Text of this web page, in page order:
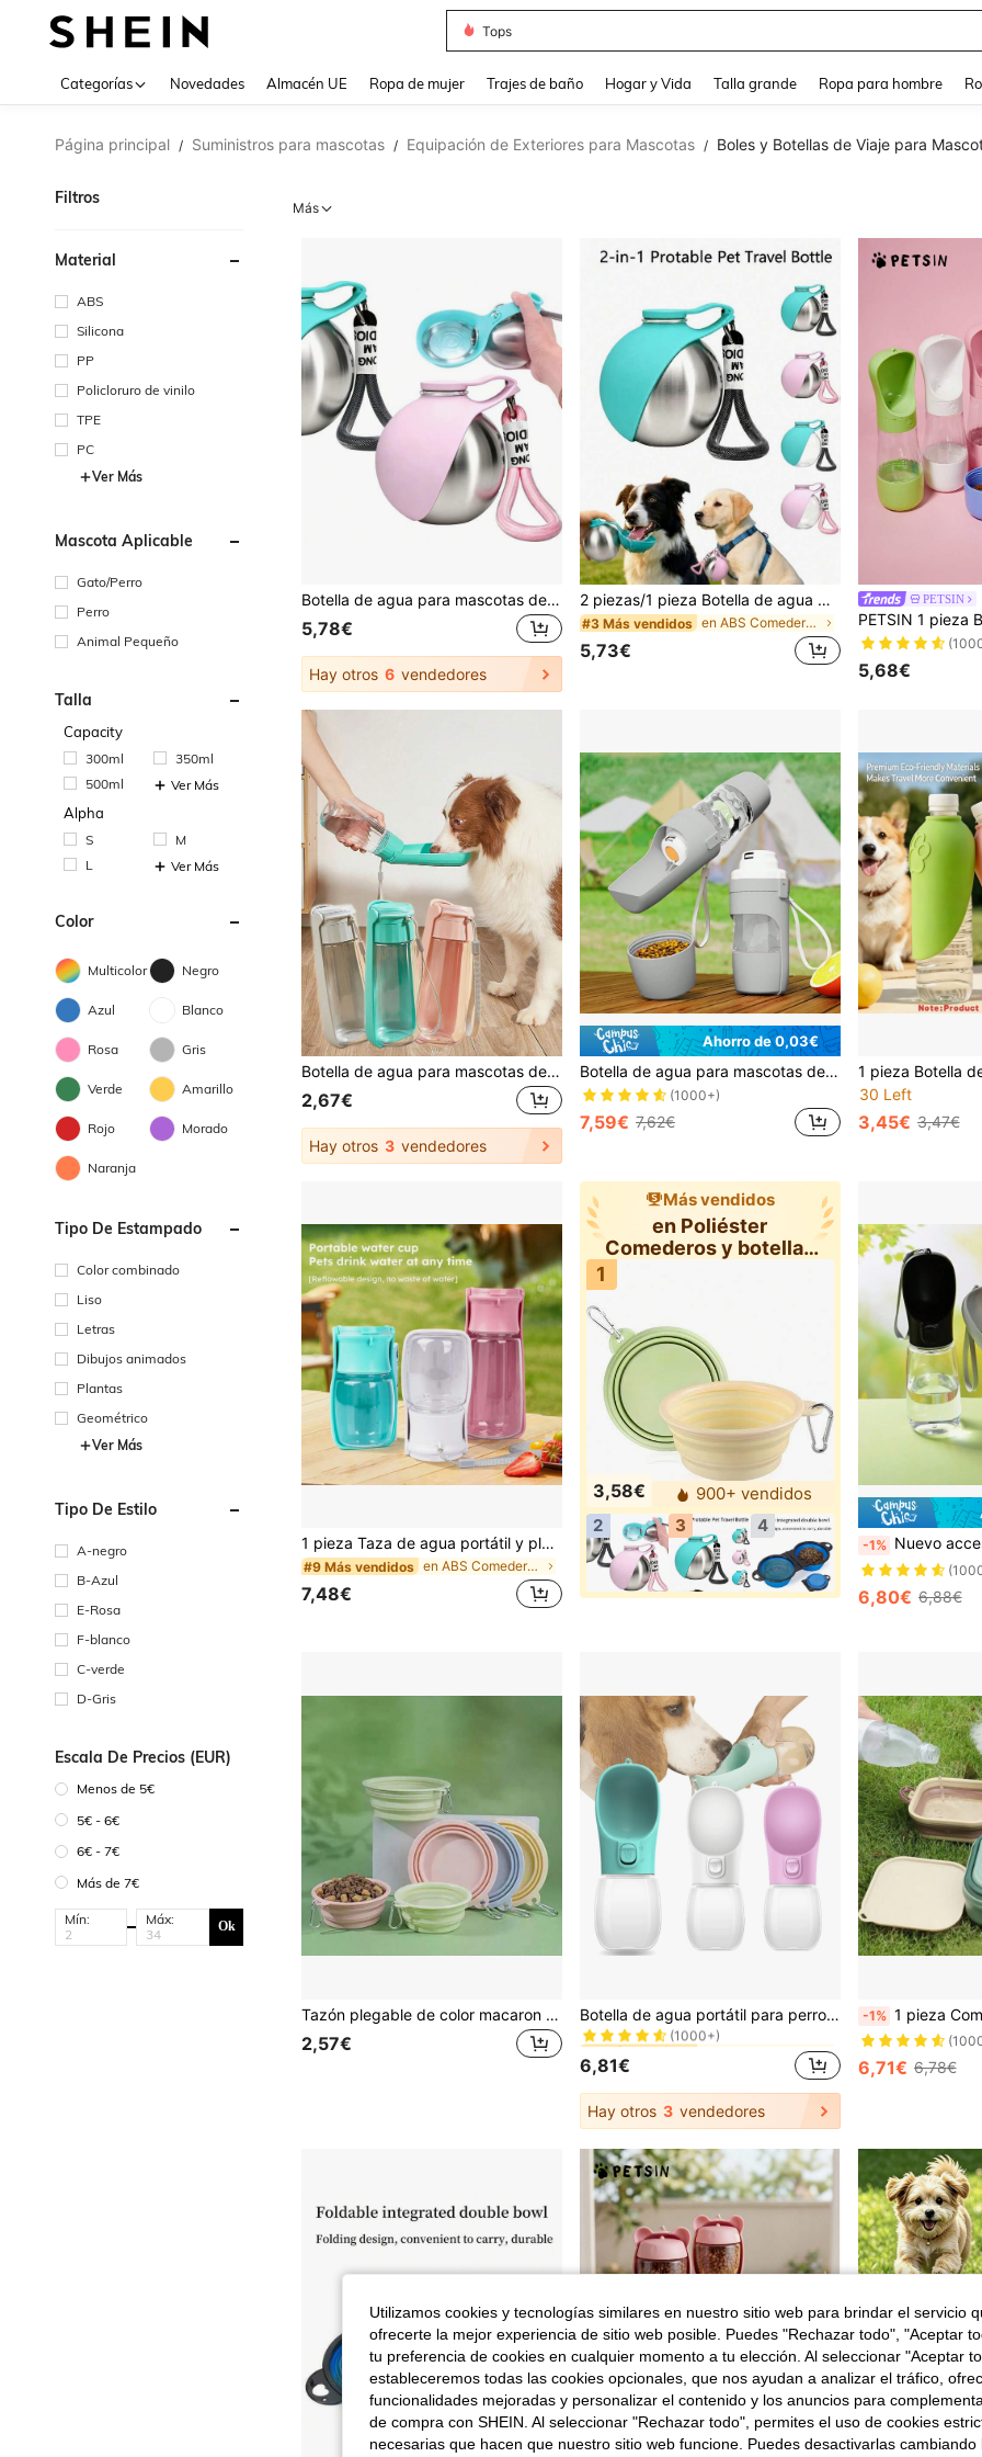
Tops
Categorías Novedades Almacén UE Ropa de mujer Trajes de baño Hogar y Vida Talla grande Ropa para hombre
Página principal / Suministros para mascotas / Equipación de Exteriores para Mascotas / Boles y Botellas de Viaje para
Filtros
Material
ABS
Silicona
PP
Policloruro de vinilo
TPE
PC
Ver Más
Mascota Aplicable
Gato/Perro
Perro
Animal Pequeño
Talla
Capacity
300ml
350ml
500ml
Ver Más
Alpha
S
M
L
Ver Más
Color
Multicolor Negro
Azul Blanco
Rosa Gris
Verde Amarillo
Rojo Morado
Naranja
Tipo De Estampado
Color combinado
Liso
Letras
Dibujos animados
Plantas
Geométrico
Ver Más
Tipo De Estilo
A-negro
B-Azul
E-Rosa
F-blanco
C-verde
D-Gris
Escala De Precios (EUR)
Menos de 5€
5€ - 6€
6€ - 7€
Más de 7€
Mín: Máx: Ok
Más
Botella de agua para mascotas de acero inoxidable/plástico, taza de viaje a prueba de fugas de 9.64oz para perros y gatos, con tazón plegable rosa y azul para uso al aire libre, elige tu estampado favorito o estilo de unicolor, taza de agua de viaje para perros, dispensador de agua portátil para mascotas al aire libre, adecuado para perros y gatos
5,78€
Hay otros 6 vendedores
2 piezas/1 pieza Botella de agua portátil 2 en 1 para perros con cuenco de silicona plegable, 10 oz de acero inoxidable/plástico a prueba de fugas, cuenco de viaje para beber y alimentar mascotas con asa, adecuado para cachorros, perros pequeños y gatos, perfecto para caminar, senderismo y camping
#3 Más vendidos en ABS Comederos y botellas de viaje para mascotas
5,73€
PETSIN
5,68€
Botella de agua para mascotas de 550ml, ligera y plegable, cuenco de agua para perros, alimentador de agua portátil de gran capacidad para pasear perros, taza de agua de viaje para camping, caminatas y actividades al aire libre, suministros para mascotas, artículos esenciales de viaje
2,67€
Hay otros 3 vendedores
Ahorro de 0,03€
Botella de agua para mascotas de gran capacidad con recipiente para comida, taza portátil para beber al aire libre para pasear al perro, accesorios para perros
(1000+)
7,59€ 7,62€
30 Left
3,45€ 3,47€
1 pieza Taza de agua portátil y plegable para mascotas de 350ml/550ml
#9 Más vendidos en ABS Comederos y botellas de viaje para mascotas
7,48€
Más vendidos
en Poliéster
Comederos y botellas
1
3,58€
900+ vendidos
2
3 4
-1% Nuevo accesorio de viaje para mascotas,
6,80€ 6,88€
Tazón plegable de color macaron para mascotas, adecuado para viajes al aire libre, camping, caminatas, se puede usar como tazón de agua y comida para gatos/perros, inodoro, con mosquetón, también se puede usar como botella de agua o tazón de camping, alimentador de mascotas de silicona con estilo colgante
2,57€
Botella de agua portátil para perros pequeños y grandes, gatos, para uso al aire libre, a prueba de fugas, comedero portátil para caminar, suministros para Chihuahuas, Bulldogs Franceses
(1000+)
#6 Más vendidos
#6 Más vendidos
#6 Más vendidos
en ABS Comederos y botellas de viaje para mascotas
(1000+)
6,81€
Hay otros 3 vendedores
-1% 1 pieza Comedero portátil de doble nivel para comida y agua para perros,
6,71€ 6,78€
Utilizamos cookies y tecnologías similares en nuestro sitio web para brindar el servicio
ofrecerte la mejor experiencia de sitio web posible. Puedes "Rechazar todo", "Aceptar
tu preferencia de cookies en cualquier momento a tu elección. Al seleccionar "Aceptar
estableceremos todas las cookies opcionales, que nos ayudan a analizar el tráfico,
funcionalidades mejoradas y personalizar el contenido y los anuncios para
de compra con SHEIN. Al seleccionar "Rechazar todo", permites el uso de cookies
necesarias que hacen que nuestro sitio web funcione. Puedes desactivarlas cambiando